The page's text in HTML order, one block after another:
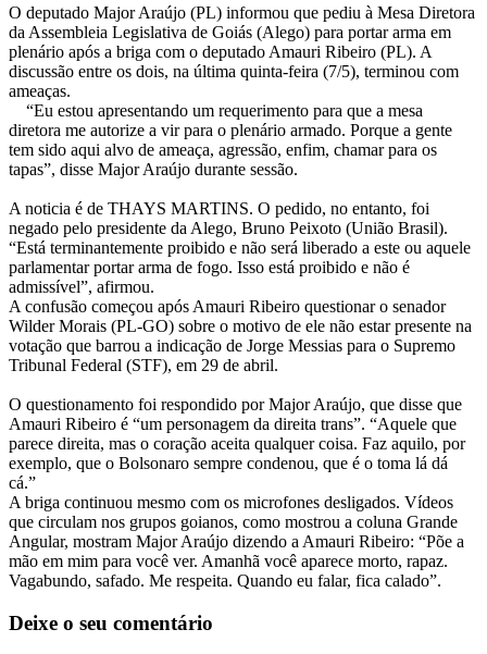
O deputado Major Araújo (PL) informou que pediu à Mesa Diretora
da Assembleia Legislativa de Goiás (Alego) para portar arma em
plenário após a briga com o deputado Amauri Ribeiro (PL). A
discussão entre os dois, na última quinta-feira (7/5), terminou com
ameaças.
“Eu estou apresentando um requerimento para que a mesa
diretora me autorize a vir para o plenário armado. Porque a gente
tem sido aqui alvo de ameaça, agressão, enfim, chamar para os
tapas”, disse Major Araújo durante sessão.
A noticia é de THAYS MARTINS. O pedido, no entanto, foi
negado pelo presidente da Alego, Bruno Peixoto (União Brasil).
“Está terminantemente proibido e não será liberado a este ou aquele
parlamentar portar arma de fogo. Isso está proibido e não é
admissível”, afirmou.
A confusão começou após Amauri Ribeiro questionar o senador
Wilder Morais (PL-GO) sobre o motivo de ele não estar presente na
votação que barrou a indicação de Jorge Messias para o Supremo
Tribunal Federal (STF), em 29 de abril.
O questionamento foi respondido por Major Araújo, que disse que
Amauri Ribeiro é “um personagem da direita trans”. “Aquele que
parece direita, mas o coração aceita qualquer coisa. Faz aquilo, por
exemplo, que o Bolsonaro sempre condenou, que é o toma lá dá
cá.”
A briga continuou mesmo com os microfones desligados. Vídeos
que circulam nos grupos goianos, como mostrou a coluna Grande
Angular, mostram Major Araújo dizendo a Amauri Ribeiro: “Põe a
mão em mim para você ver. Amanhã você aparece morto, rapaz.
Vagabundo, safado. Me respeita. Quando eu falar, fica calado”.
Deixe o seu comentário